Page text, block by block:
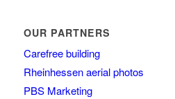
OUR PARTNERS
Carefree building
Rheinhessen aerial photos
PBS Marketing